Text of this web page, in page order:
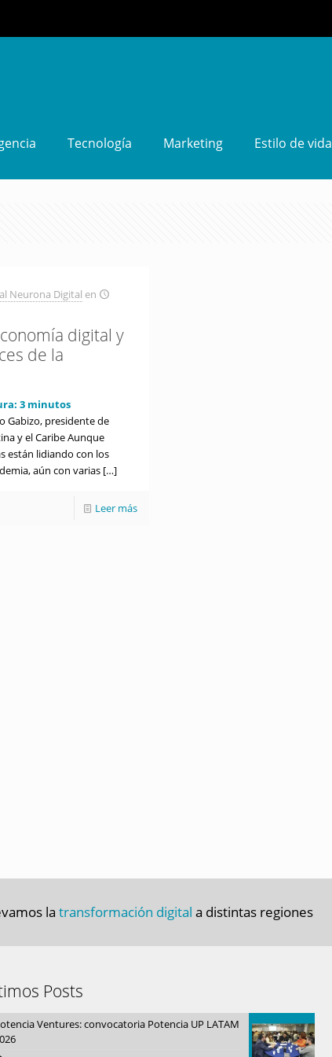
Tecnología Marketing Estilo de vida
Neurona Digital en
digital y
de la
3 minutos
Gabizo, presidente de
y el Caribe Aunque
están lidiando con los
aún con varias […]
Leer más
la transformación digital a distintas regiones
Posts
Ventures: convocatoria Potencia UP LATAM